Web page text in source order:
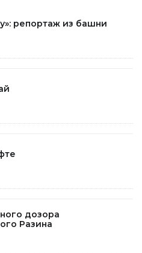
репортаж из башни
дозора
Разина